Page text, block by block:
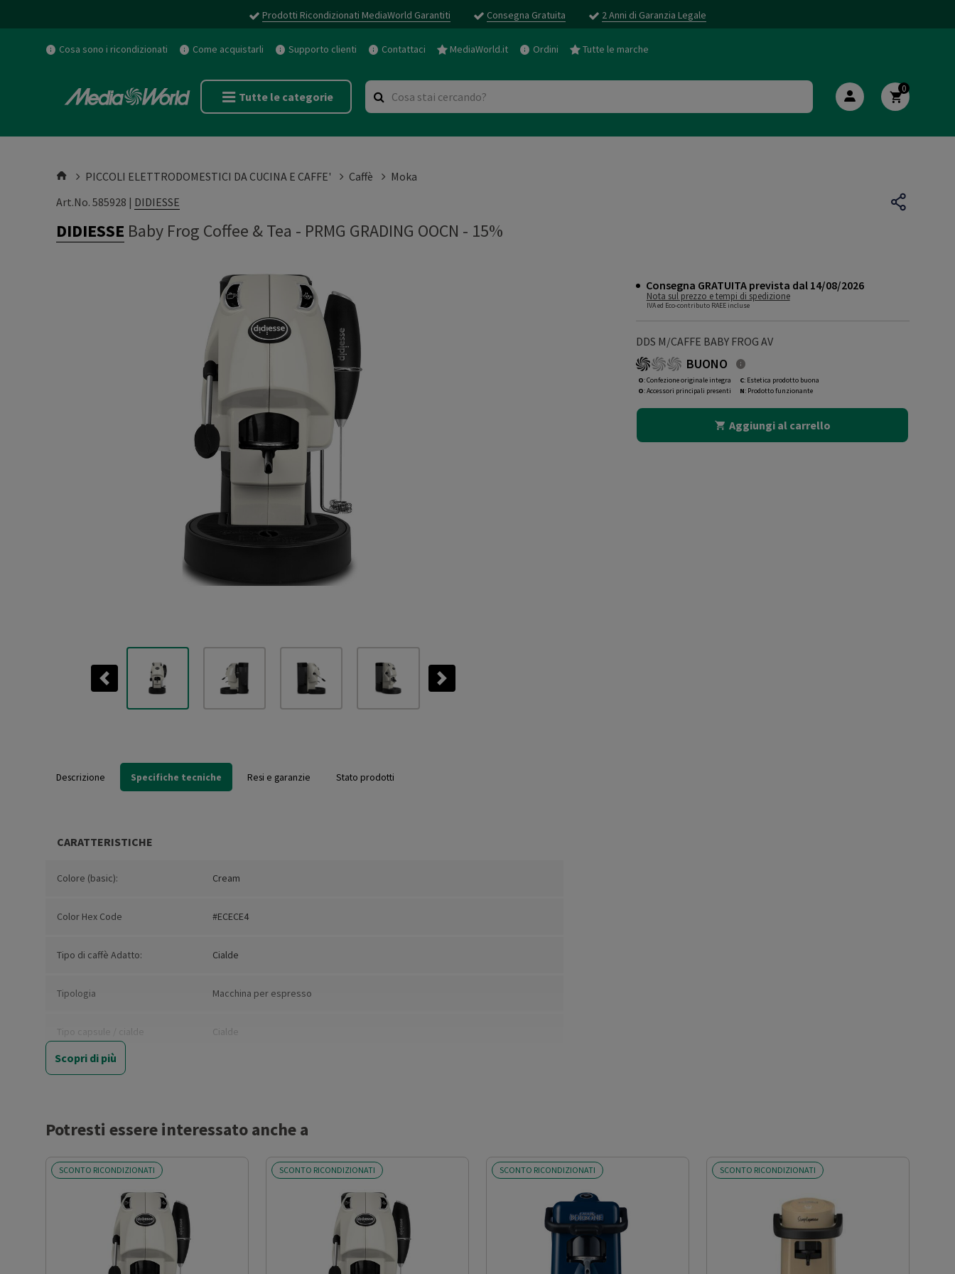
Prodotti Ricondizionati MediaWorld Garantiti Consegna Gratuita 2 Anni di Garanzia Legale
Cosa sono i ricondizionati Come acquistarli Supporto clienti Contattaci MediaWorld.it Ordini Tutte le marche
Tutte le categorie
0
PICCOLI ELETTRODOMESTICI DA CUCINA E CAFFE' Caffè
Moka
Art.No. 585928 | DIDIESSE
DIDIESSE Baby Frog Coffee & Tea - PRMG GRADING OOCN - 15%
Previous Next
Consegna GRATUITA prevista dal 14/08/2026
Nota sul prezzo e tempi di spedizione
IVA ed Eco-contributo RAEE incluse
DDS M/CAFFE BABY FROG AV
BUONO
O: Confezione originale integra
O: Accessori principali presenti
C: Estetica prodotto buona
N: Prodotto funzionante
Aggiungi al carrello
Descrizione Specifiche tecniche Resi e garanzie Stato prodotti
CARATTERISTICHE
Colore (basic): Cream
Color Hex Code #ECECE4
Tipo di caffè Adatto: Cialde
Tipologia Macchina per espresso
Tipo capsule / cialde Cialde
Dimensione cialde (mm)
Capacità serbatoio acqua (l)
Capacità contenitore caffè (g)
Scopri di più
Potresti essere interessato anche a
SCONTO RICONDIZIONATI SCONTO RICONDIZIONATI SCONTO RICONDIZIONATI SCONTO RICONDIZIONATI